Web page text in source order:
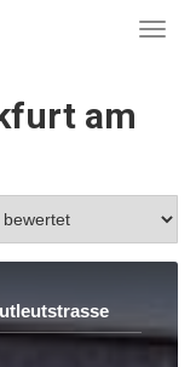
am